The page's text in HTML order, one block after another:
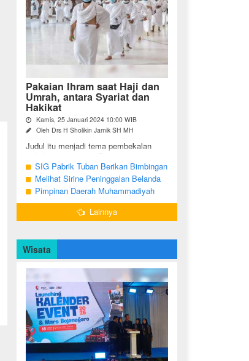
Pakaian Ihram saat Haji dan
Umrah, antara Syariat dan
Hakikat
Kamis, 25 Januari 2024 10:00 WIB
Oleh Drs H Sholikin Jamik SH MH
Judul itu menjadi tema pembekalan
(24/01/2024) di Masjid Nabawi al
Munawaroh, Madinah, kepada jemaah
umrah dari ...
SIG Pabrik Tuban Berikan Bimbingan
Manasik Haji kepada CJH Kabupaten
Tuban
Melihat Sirine Peninggalan Belanda
Penanda Buka Puasa di Pendopo
Bupati Blora
Pimpinan Daerah Muhammadiyah
Bojonegoro Akan Gelar Salat
Iduladha 9 Juli 2022
Lainnya
Wisata